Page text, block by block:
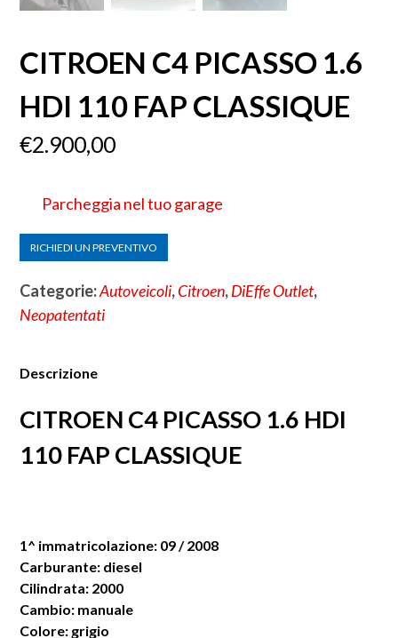
CITROEN C4 PICASSO 1.6
HDI 110 FAP CLASSIQUE
€2.900,00
Parcheggia nel tuo garage
RICHIEDI UN PREVENTIVO
Categorie:Autoveicoli,Citroen,DiEffe Outlet,
Neopatentati
Descrizione
CITROEN C4 PICASSO 1.6 HDI
110 FAP CLASSIQUE
1^ immatricolazione: 09 / 2008
Carburante: diesel
Cilindrata: 2000
Cambio: manuale
Colore: grigio